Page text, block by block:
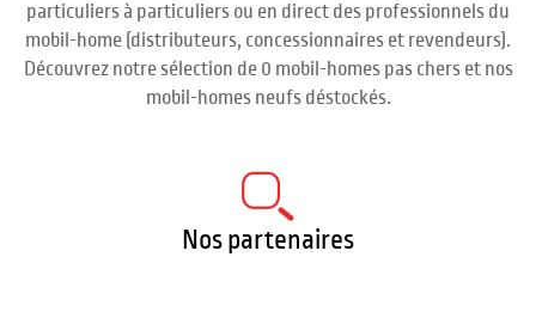
particuliers à particuliers ou en direct des professionnels du
mobil-home (distributeurs, concessionnaires et revendeurs).
Découvrez notre sélection de 0 mobil-homes pas chers et nos
mobil-homes neufs déstockés.
Nos partenaires